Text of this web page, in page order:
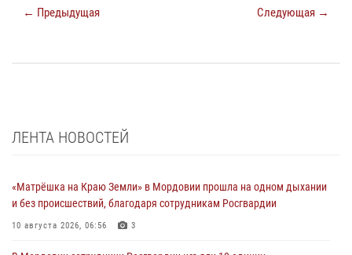
← Предыдущая Следующая →
ЛЕНТА НОВОСТЕЙ
«Матрёшка на Краю Земли» в Мордовии прошла на одном дыхании
и без происшествий, благодаря сотрудникам Росгвардии
10 августа 2026, 06:56 3